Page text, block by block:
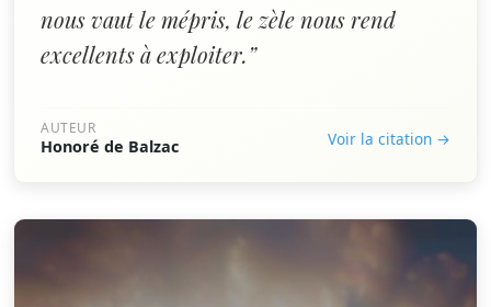
nous vaut le mépris, le zèle nous rend
excellents à exploiter.”
AUTEUR
Honoré de Balzac Voir la citation →